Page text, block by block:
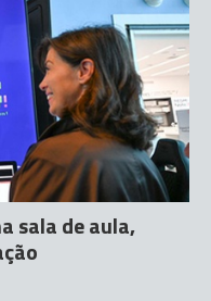
sala de aula,